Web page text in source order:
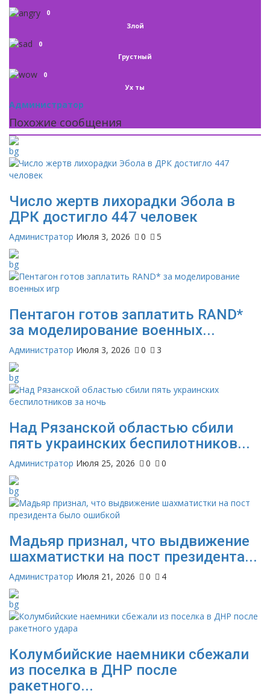
0
Злой
0
Грустный
0
Ух ты
Администратор
Похожие сообщения
Число жертв лихорадки Эбола в
ДРК достигло 447 человек
Администратор Июля 3, 2026 0 5
Пентагон готов заплатить RAND*
за моделирование военных...
Администратор Июля 3, 2026 0 3
Над Рязанской областью сбили
пять украинских беспилотников...
Администратор Июля 25, 2026 0 0
Мадьяр признал, что выдвижение
шахматистки на пост президента...
Администратор Июля 21, 2026 0 4
Колумбийские наемники сбежали
из поселка в ДНР после
ракетного...